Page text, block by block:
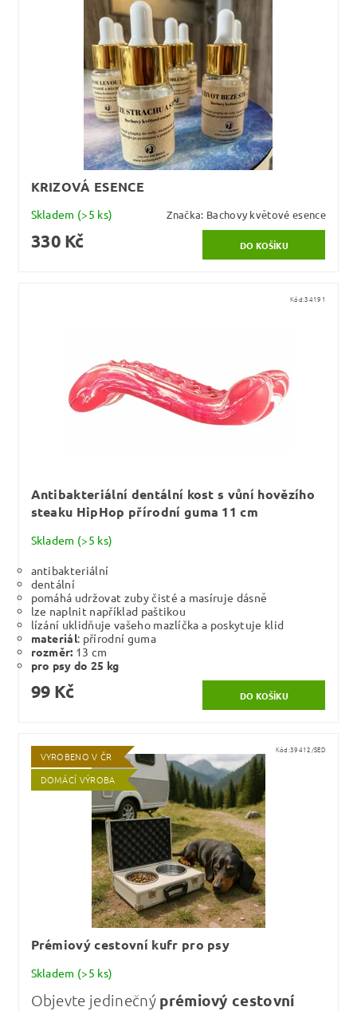
KRIZOVÁ ESENCE
Skladem (>5 ks) Značka: Bachovy květové esence
330 Kč
Kód:34191
Antibakteriální dentální kost s vůní hovězího
steaku HipHop přírodní guma 11 cm
Skladem (>5 ks)
antibakteriální
dentální
pomáhá udržovat zuby čisté a masíruje dásně
lze naplnit například paštikou
lízání uklidňuje vašeho mazlíčka a poskytuje klid
materiál: přírodní guma
rozměr: 13 cm
pro psy do 25 kg
99 Kč
VYROBENO V ČR
DOMÁCÍ VÝROBA
Kód:39412/SED
Prémiový cestovní kufr pro psy
Skladem (>5 ks)
Objevte jedinečný prémiový cestovní